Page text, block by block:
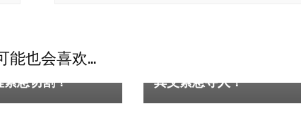
能也会喜欢...
游”遭中国网民抵
紧急切割？
其父紧急寻人！